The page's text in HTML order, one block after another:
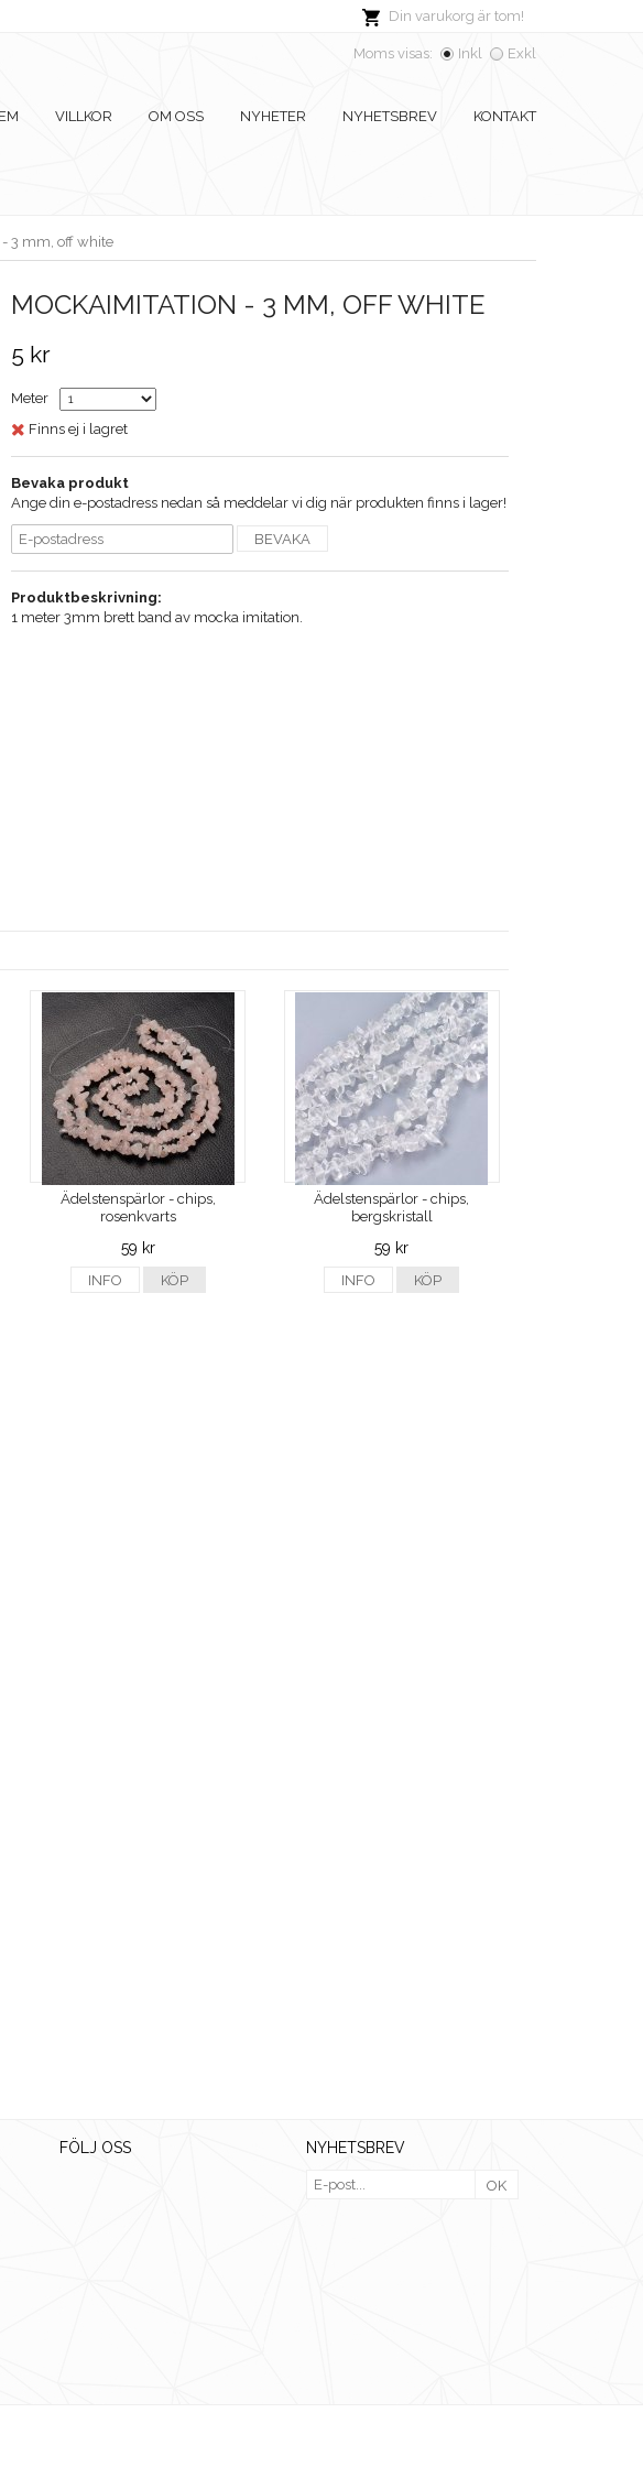
Din varukorg är tom!
Moms visas: Inkl Exkl
VILLKOR OM OSS NYHETER NYHETSBREV KONTAKT
3 mm, off white
MOCKAIMITATION - 3 MM, OFF WHITE
5 kr
Meter
Finns ej i lagret
Bevaka produkt
Ange din e-postadress nedan så meddelar vi dig när produkten finns i lager!
BEVAKA
Produktbeskrivning:
1 meter 3mm brett band av mocka imitation.
Ädelstenspärlor - chips,
rosenkvarts
59 kr
INFO KÖP
Ädelstenspärlor - chips,
bergskristall
59 kr
INFO KÖP
FÖLJ OSS NYHETSBREV
OK